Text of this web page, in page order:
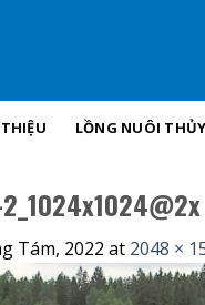
LỒNG NUÔI
2_1024x1024@2x
Tám, 2022 at 2048 ×